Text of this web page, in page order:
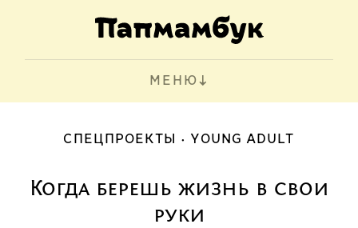
МЕНЮ
СПЕЦПРОЕКТЫ YOUNG ADULT
Когда берешь жизнь в свои
руки